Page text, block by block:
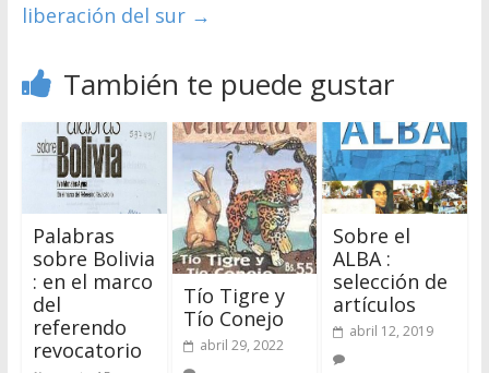
liberación del sur →
También te puede gustar
Palabras
sobre Bolivia
: en el marco
del
referendo
revocatorio
Tío Tigre y
Tío Conejo
abril 29, 2022
Sobre el
ALBA :
selección de
artículos
abril 12, 2019